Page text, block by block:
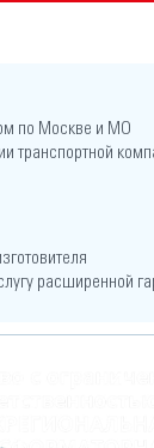
по Москве и МО
транспортной
расширенной